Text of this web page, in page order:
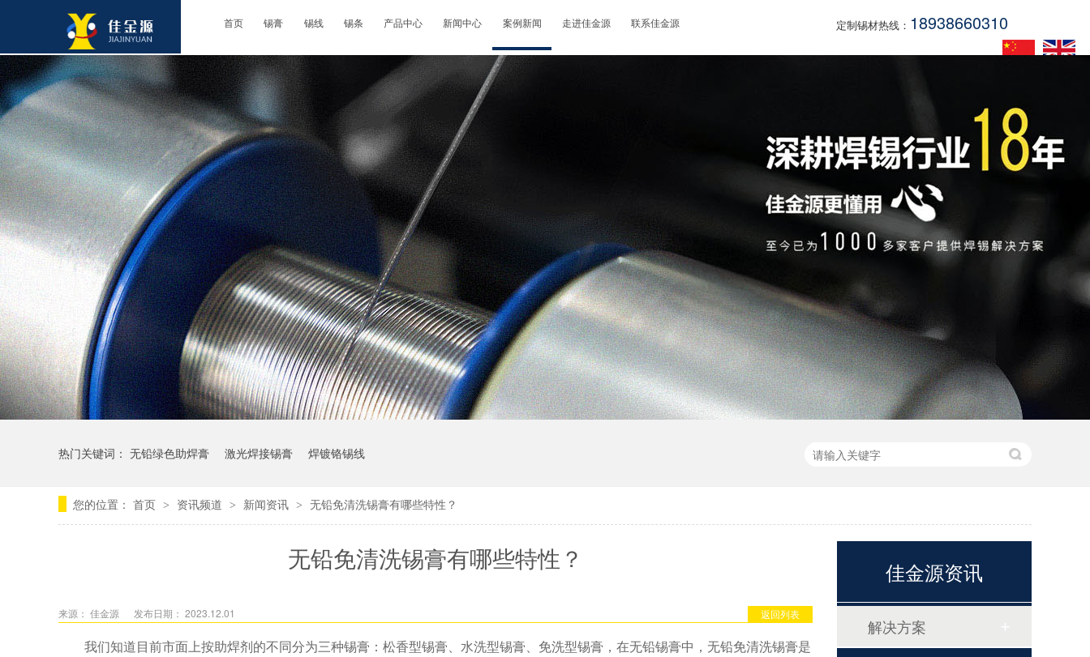
首页 锡膏 锡线 锡条 产品中心 新闻中心 案例新闻 走进佳金源 联系佳金源 定制锡材热线： 18938660310
热门关键词： 无铅绿色助焊膏 激光焊接锡膏 焊镀铬锡线
您的位置： 首页 > 资讯频道 > 新闻资讯 > 无铅免清洗锡膏有哪些特性？
无铅免清洗锡膏有哪些特性？
返回列表
来源： 佳金源 发布日期： 2023.12.01
我们知道目前市面上按助焊剂的不同分为三种锡膏：松香型锡膏、水洗型锡膏、免洗型锡膏，在无铅锡膏中，无铅免清洗锡膏是
佳金源资讯
解决方案